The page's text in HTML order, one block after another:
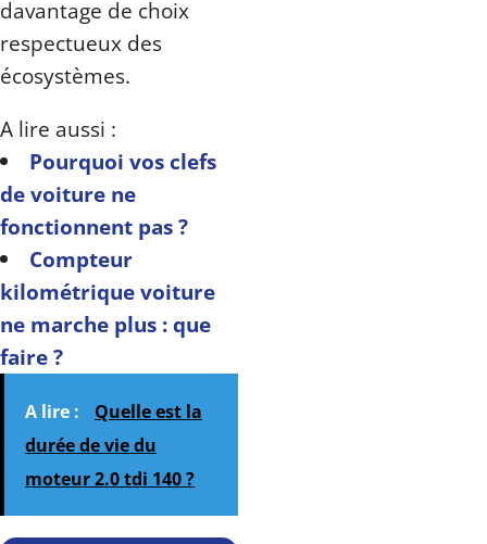
davantage de choix
respectueux des
écosystèmes.
A lire aussi :
Pourquoi vos clefs
de voiture ne
fonctionnent pas ?
Compteur
kilométrique voiture
ne marche plus : que
faire ?
A lire :
Quelle est la
durée de vie du
moteur 2.0 tdi 140 ?